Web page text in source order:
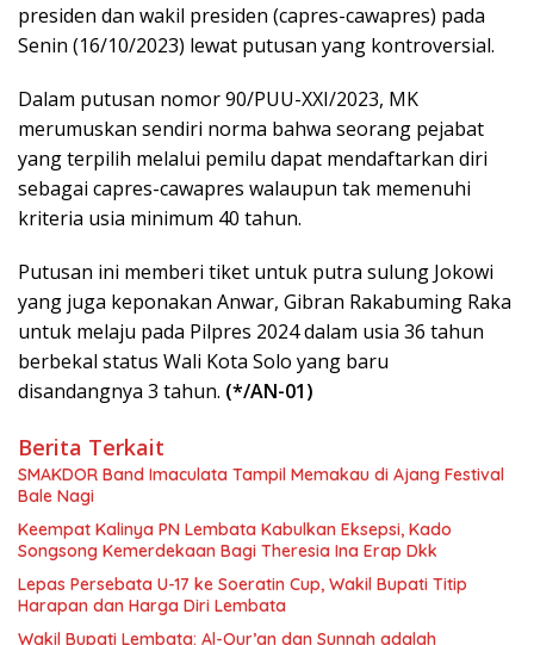
presiden dan wakil presiden (capres-cawapres) pada
Senin (16/10/2023) lewat putusan yang kontroversial.
Dalam putusan nomor 90/PUU-XXI/2023, MK
merumuskan sendiri norma bahwa seorang pejabat
yang terpilih melalui pemilu dapat mendaftarkan diri
sebagai capres-cawapres walaupun tak memenuhi
kriteria usia minimum 40 tahun.
Putusan ini memberi tiket untuk putra sulung Jokowi
yang juga keponakan Anwar, Gibran Rakabuming Raka
untuk melaju pada Pilpres 2024 dalam usia 36 tahun
berbekal status Wali Kota Solo yang baru
disandangnya 3 tahun. (*/AN-01)
Berita Terkait
SMAKDOR Band Imaculata Tampil Memakau di Ajang Festival
Bale Nagi
Keempat Kalinya PN Lembata Kabulkan Eksepsi, Kado
Songsong Kemerdekaan Bagi Theresia Ina Erap Dkk
Lepas Persebata U-17 ke Soeratin Cup, Wakil Bupati Titip
Harapan dan Harga Diri Lembata
Wakil Bupati Lembata: Al-Qur’an dan Sunnah adalah